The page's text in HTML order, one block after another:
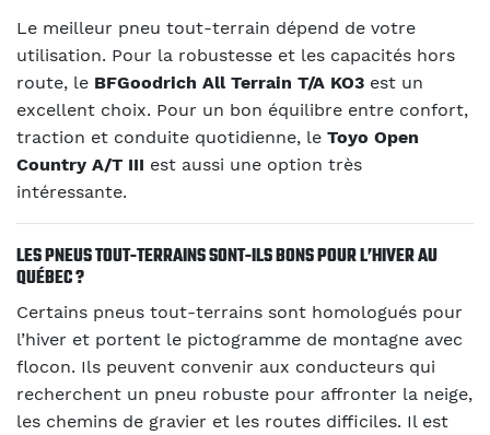
Le meilleur pneu tout-terrain dépend de votre
utilisation. Pour la robustesse et les capacités hors
route, le BFGoodrich All Terrain T/A KO3 est un
excellent choix. Pour un bon équilibre entre confort,
traction et conduite quotidienne, le Toyo Open
Country A/T III est aussi une option très
intéressante.
LES PNEUS TOUT-TERRAINS SONT-ILS BONS POUR L’HIVER AU
QUÉBEC ?
Certains pneus tout-terrains sont homologués pour
l’hiver et portent le pictogramme de montagne avec
flocon. Ils peuvent convenir aux conducteurs qui
recherchent un pneu robuste pour affronter la neige,
les chemins de gravier et les routes difficiles. Il est